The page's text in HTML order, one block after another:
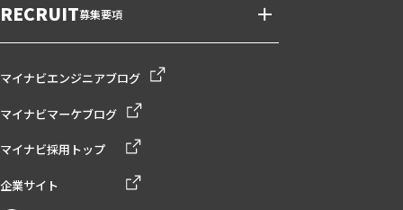
RECRUIT募集要項
マイナビエンジニアブログ
マイナビマーケブログ
マイナビ採用トップ
企業サイト